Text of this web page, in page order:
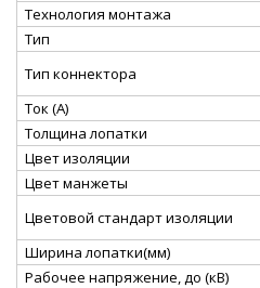
Технология монтажа
Тип
Тип коннектора
Ток (А)
Толщина лопатки
Цвет изоляции
Цвет манжеты
Цветовой стандарт изоляции
Ширина лопатки(мм)
Рабочее напряжение, до (кВ)